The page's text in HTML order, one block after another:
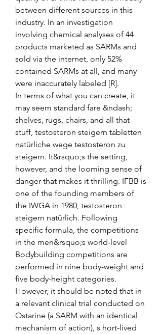
between different sources in this
industry. In an investigation
involving chemical analyses of 44
products marketed as SARMs and
sold via the internet, only 52%
contained SARMs at all, and many
were inaccurately labeled [R].
In terms of what you can create, it
may seem standard fare &ndash;
shelves, rugs, chairs, and all that
stuff, testosteron steigern tabletten
natürliche wege testosteron zu
steigern. It&rsquo;s the setting,
however, and the looming sense of
danger that makes it thrilling. IFBB is
one of the founding members of
the IWGA in 1980, testosteron
steigern natürlich. Following
specific formula, the competitions
in the men&rsquo;s world-level
Bodybuilding competitions are
performed in nine body-weight and
five body-height categories.
However, it should be noted that in
a relevant clinical trial conducted on
Ostarine (a SARM with an identical
mechanism of action), s hort-lived